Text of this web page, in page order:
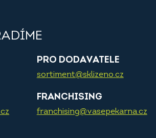
PRO DODAVATELE
sortiment@sklizeno.cz
FRANCHISING
franchising@vasepekarna.cz